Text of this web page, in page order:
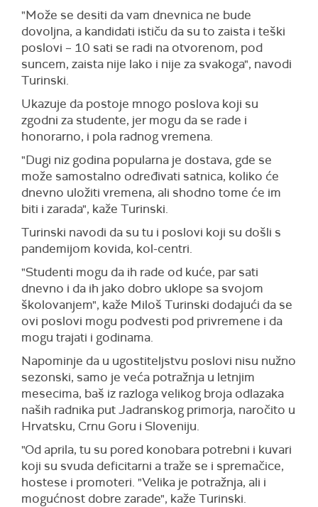
"Može se desiti da vam dnevnica ne bude
dovoljna, a kandidati ističu da su to zaista i teški
poslovi – 10 sati se radi na otvorenom, pod
suncem, zaista nije lako i nije za svakoga", navodi
Turinski.
Ukazuje da postoje mnogo poslova koji su
zgodni za studente, jer mogu da se rade i
honorarno, i pola radnog vremena.
"Dugi niz godina popularna je dostava, gde se
može samostalno određivati satnica, koliko će
dnevno uložiti vremena, ali shodno tome će im
biti i zarada", kaže Turinski.
Turinski navodi da su tu i poslovi koji su došli s
pandemijom kovida, kol-centri.
"Studenti mogu da ih rade od kuće, par sati
dnevno i da ih jako dobro uklope sa svojom
školovanjem", kaže Miloš Turinski dodajući da se
ovi poslovi mogu podvesti pod privremene i da
mogu trajati i godinama.
Napominje da u ugostiteljstvu poslovi nisu nužno
sezonski, samo je veća potražnja u letnjim
mesecima, baš iz razloga velikog broja odlazaka
naših radnika put Jadranskog primorja, naročito u
Hrvatsku, Crnu Goru i Sloveniju.
"Od aprila, tu su pored konobara potrebni i kuvari
koji su svuda deficitarni a traže se i spremačice,
hostese i promoteri. "Velika je potražnja, ali i
mogućnost dobre zarade", kaže Turinski.